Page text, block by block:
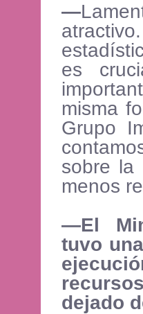
—
es
misma
Grupo
sobre la
menos
—El
tuvo
dejado